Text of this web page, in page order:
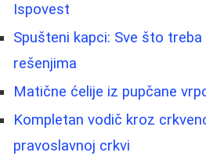
Ispovest
Spušteni kapci: Sve što
rešenjima
Matične ćelije iz pupčane
Kompletan vodič kroz
pravoslavnoj crkvi